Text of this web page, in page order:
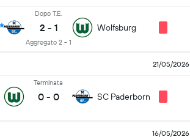
Dopo T.E.
2 - 1
Aggregato 2 - 1
Wolfsburg
21/05/2026
Terminata
0 - 0 SC Paderborn
16/05/2026